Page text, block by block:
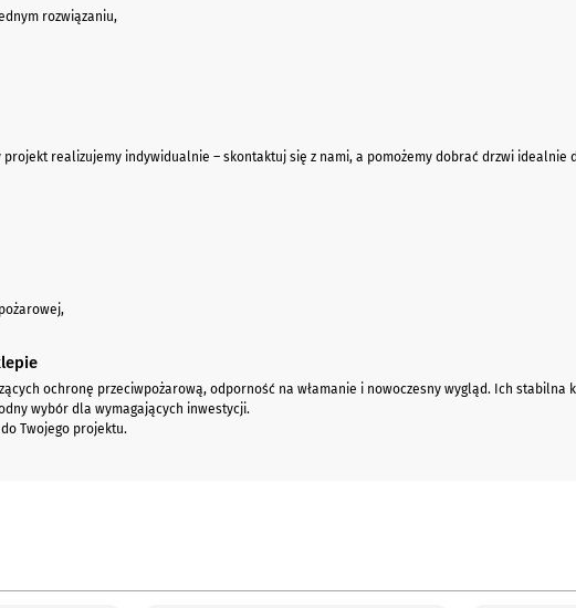
rozwiązaniu,
realizujemy indywidualnie – skontaktuj się z nami, a pomożemy dobrać drzwi idealnie
ochronę przeciwpożarową, odporność na włamanie i nowoczesny wygląd. Ich stabilna
wybór dla wymagających inwestycji.
Twojego projektu.